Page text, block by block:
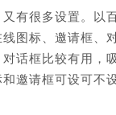
有很多设置。以
图标、邀请框、
话框比较有用，
邀请框可设可不